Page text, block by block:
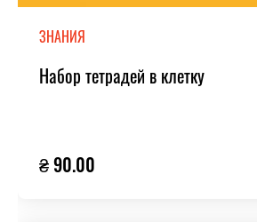
ЗНАНИЯ
Набор тетрадей в клетку
₴ 90.00